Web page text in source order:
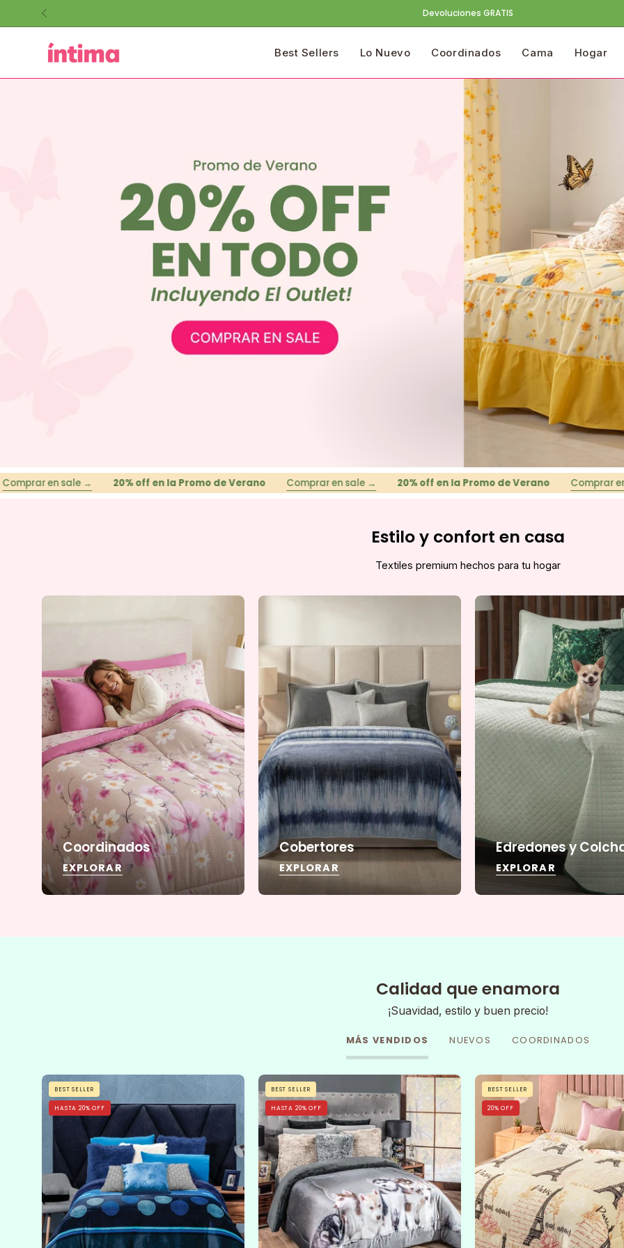
al
contenido
Envío GRATIS + 20% off en todo
Best Sellers Lo Nuevo Coordinados Cama Hogar
sale → 20% off en la Promo de Verano Comprar en sale → 20% off en la Promo de Verano Comprar en sale →
Estilo y confort en casa
Textiles premium hechos para tu hogar
Coordinados
EXPLORAR
Cobertores
EXPLORAR
Edredones y
EXPLORAR
Calidad que enamora
¡Suavidad, estilo y buen precio!
MÁS VENDIDOS NUEVOS COORDINADOS
Cobertor
Flannel
Con
Borrega
Sfera
BEST SELLER
HASTA 20% OFF
Cobertor
Huskys
BEST SELLER
HASTA 20% OFF
neatly
made
bed
features
the
Cobertor
Flannel
Extra
Suave
BEST SELLER
20% OFF